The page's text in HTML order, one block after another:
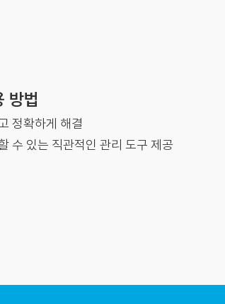
방법
정확하게 해결
수 있는 직관적인 관리 도구 제공